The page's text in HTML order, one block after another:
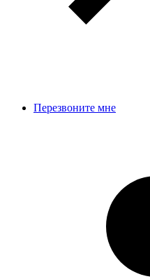
Перезвоните мне